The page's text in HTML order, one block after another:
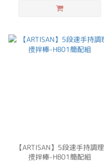
【ARTISAN】5段速手持調理
攪拌棒-HB01簡配組